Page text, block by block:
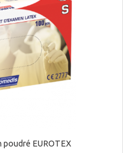
poudré EUROTEX